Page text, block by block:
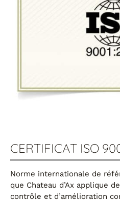
CERTIFICAT ISO
Norme internationale de
que Chateau d’Ax applique
contrôle et d’amélioration